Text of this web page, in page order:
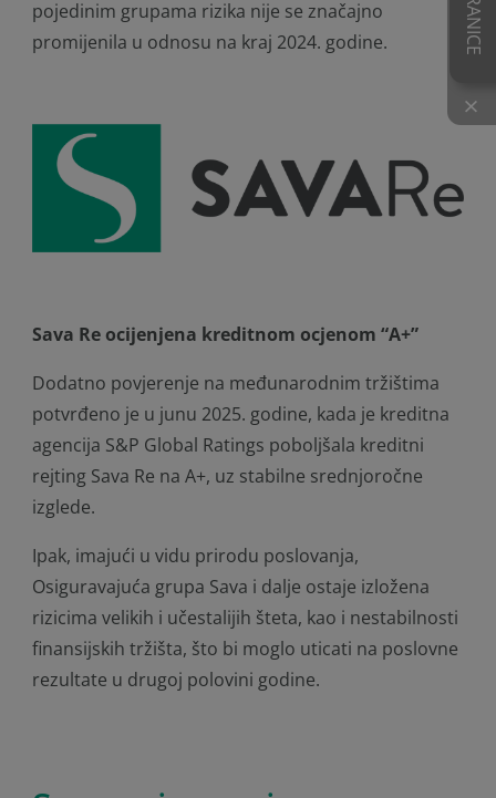
pojedinim grupama rizika nije se značajno
promijenila u odnosu na kraj 2024. godine.
Sava Re ocijenjena kreditnom ocjenom “A+”
Dodatno povjerenje na međunarodnim tržištima
potvrđeno je u junu 2025. godine, kada je kreditna
agencija S&P Global Ratings poboljšala kreditni
rejting Sava Re na A+, uz stabilne srednjoročne
izglede.
Ipak, imajući u vidu prirodu poslovanja,
Osiguravajuća grupa Sava i dalje ostaje izložena
rizicima velikih i učestalijih šteta, kao i nestabilnosti
finansijskih tržišta, što bi moglo uticati na poslovne
rezultate u drugoj polovini godine.
×